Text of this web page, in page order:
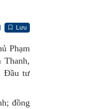
Lưu
Phạm
Đầu tư
đồng